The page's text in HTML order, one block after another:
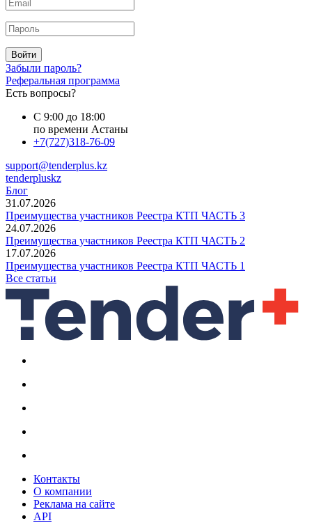
Войти
Забыли пароль?
Реферальная программа
Есть вопросы?
С 9:00 до 18:00
по времени Астаны
+7(727)318-76-09
support@tenderplus.kz
tenderpluskz
Блог
31.07.2026
Преимущества участников Реестра КТП ЧАСТЬ 3
24.07.2026
Преимущества участников Реестра КТП ЧАСТЬ 2
17.07.2026
Преимущества участников Реестра КТП ЧАСТЬ 1
Все статьи
Контакты
О компании
Реклама на сайте
API